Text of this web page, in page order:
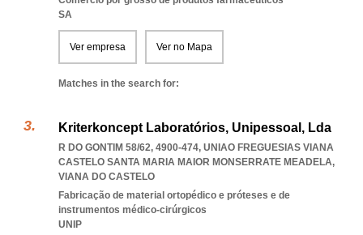
SA
Ver empresa Ver no Mapa
Matches in the search for:
Kriterkoncept Laboratórios, Unipessoal, Lda
R DO GONTIM 58/62, 4900-474, UNIAO FREGUESIAS VIANA
CASTELO SANTA MARIA MAIOR MONSERRATE MEADELA,
VIANA DO CASTELO
Fabricação de material ortopédico e próteses e de
instrumentos médico-cirúrgicos
UNIP